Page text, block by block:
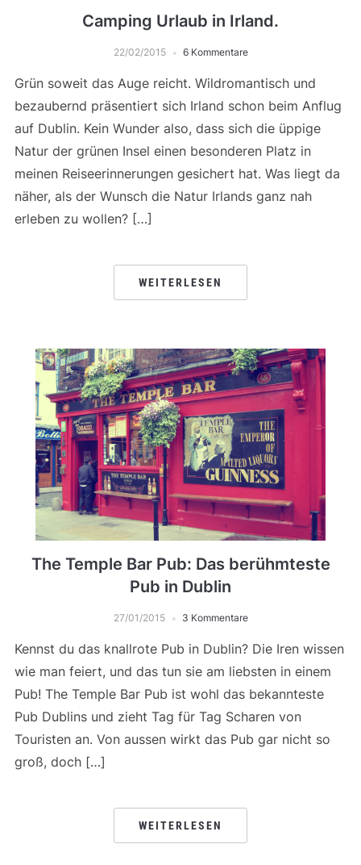
Camping Urlaub in Irland.
22/02/2015 6 Kommentare
Grün soweit das Auge reicht. Wildromantisch und
bezaubernd präsentiert sich Irland schon beim Anflug
auf Dublin. Kein Wunder also, dass sich die üppige
Natur der grünen Insel einen besonderen Platz in
meinen Reiseerinnerungen gesichert hat. Was liegt da
näher, als der Wunsch die Natur Irlands ganz nah
erleben zu wollen? […]
WEITERLESEN
The Temple Bar Pub: Das berühmteste
Pub in Dublin
27/01/2015 3 Kommentare
Kennst du das knallrote Pub in Dublin? Die Iren wissen
wie man feiert, und das tun sie am liebsten in einem
Pub! The Temple Bar Pub ist wohl das bekannteste
Pub Dublins und zieht Tag für Tag Scharen von
Touristen an. Von aussen wirkt das Pub gar nicht so
groß, doch […]
WEITERLESEN